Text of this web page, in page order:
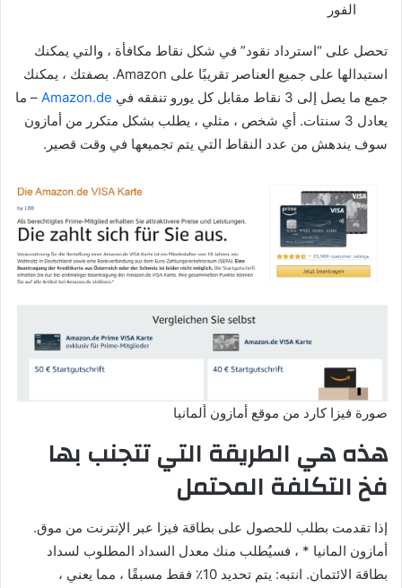
الفور
تحصل على “استرداد نقود” في شكل نقاط مكافأة ، والتي يمكنك
استبدالها على جميع العناصر تقريبًا على Amazon. بصفتك ، يمكنك
جمع ما يصل إلى 3 نقاط مقابل كل يورو تنفقه في
Amazon.de – ما
يعادل 3 سنتات. أي شخص ، مثلي ، يطلب بشكل متكرر من أمازون
سوف يندهش من عدد النقاط التي يتم تجميعها في وقت قصير.
صورة فيزا كارد من موقع أمازون ألمانيا
هذه هي الطريقة التي تتجنب بها
فخ التكلفة المحتمل
إذا تقدمت بطلب للحصول على بطاقة فيزا عبر الإنترنت من موق.
أمازون المانيا * ، فسيُطلب منك معدل السداد المطلوب لسداد
بطاقة الائتمان. انتبه: يتم تحديد 10٪ فقط مسبقًا ، مما يعني ،